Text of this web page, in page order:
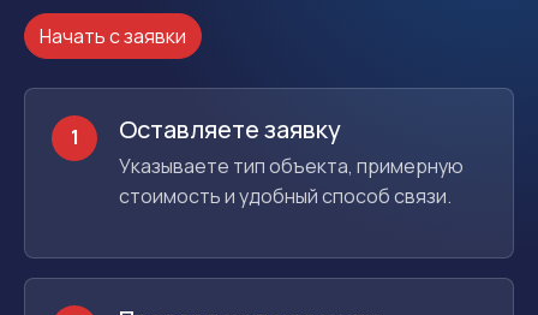
Начать с заявки
1 Оставляете заявку
Указываете тип объекта, примерную
стоимость и удобный способ связи.